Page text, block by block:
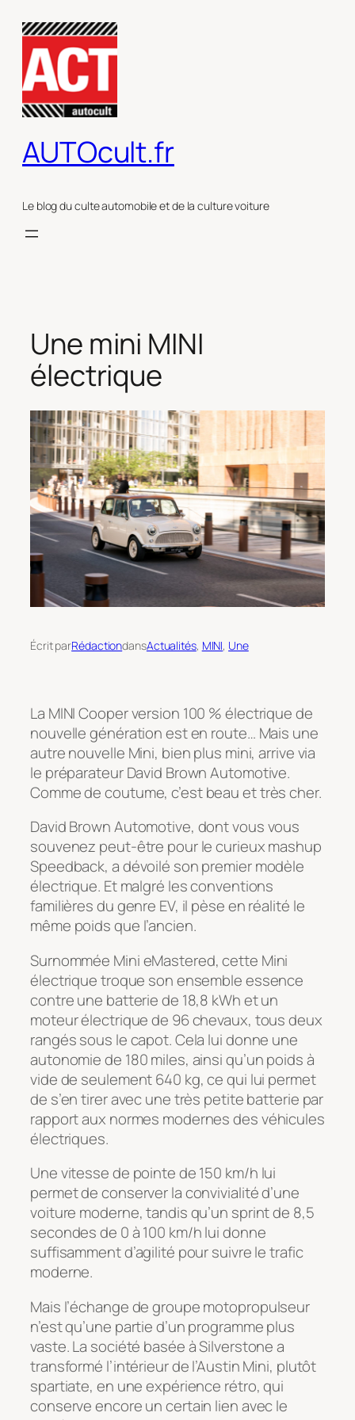
contenu
AUTOcult.fr
Le blog du culte automobile et de la culture voiture
Une mini MINI
électrique
Écrit parRédactiondansActualités, MINI, Une
La MINI Cooper version 100 % électrique de
nouvelle génération est en route… Mais une
autre nouvelle Mini, bien plus mini, arrive via
le préparateur David Brown Automotive.
Comme de coutume, c’est beau et très cher.
David Brown Automotive, dont vous vous
souvenez peut-être pour le curieux mashup
Speedback, a dévoilé son premier modèle
électrique. Et malgré les conventions
familières du genre EV, il pèse en réalité le
même poids que l’ancien.
Surnommée Mini eMastered, cette Mini
électrique troque son ensemble essence
contre une batterie de 18,8 kWh et un
moteur électrique de 96 chevaux, tous deux
rangés sous le capot. Cela lui donne une
autonomie de 180 miles, ainsi qu’un poids à
vide de seulement 640 kg, ce qui lui permet
de s’en tirer avec une très petite batterie par
rapport aux normes modernes des véhicules
électriques.
Une vitesse de pointe de 150 km/h lui
permet de conserver la convivialité d’une
voiture moderne, tandis qu’un sprint de 8,5
secondes de 0 à 100 km/h lui donne
suffisamment d’agilité pour suivre le trafic
moderne.
Mais l’échange de groupe motopropulseur
n’est qu’une partie d’un programme plus
vaste. La société basée à Silverstone a
transformé l’intérieur de l’Austin Mini, plutôt
spartiate, en une expérience rétro, qui
conserve encore un certain lien avec le